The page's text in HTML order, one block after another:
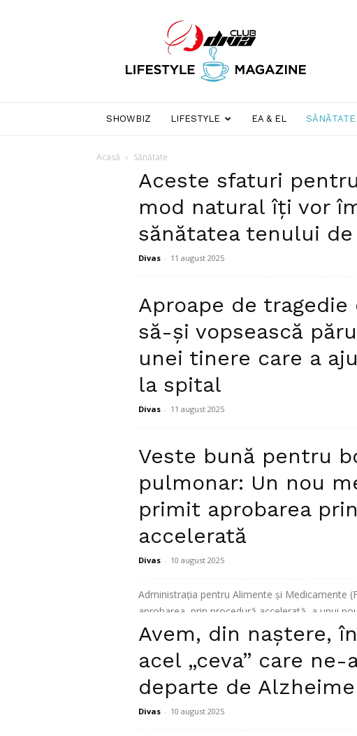
Club
Diva
SHOWBIZ LIFESTYLE EA & EL SĂNĂTATE
Acasă Sănătate
Aceste sfaturi
mod natural îți vor
sănătatea tenului
Divas - 11 august 2025
naturală, sunt semnele unei pieli sănătoase și,
Citiți mai mult
Aproape de tragedie
să-și vopsească
unei tinere care a
la spital
Divas - 11 august 2025
acasă, fără să știe că este alergică la vopseaua...
Citiți mai mult
Veste bună pentru
pulmonar: Un nou
primit aprobarea
accelerată
Divas - 10 august 2025
Administrația pentru Alimente și Medicamente
aprobarea, prin procedură accelerată, a unui
Citiți mai mult
Avem, din naștere,
acel „ceva” care
departe de
Divas - 10 august 2025